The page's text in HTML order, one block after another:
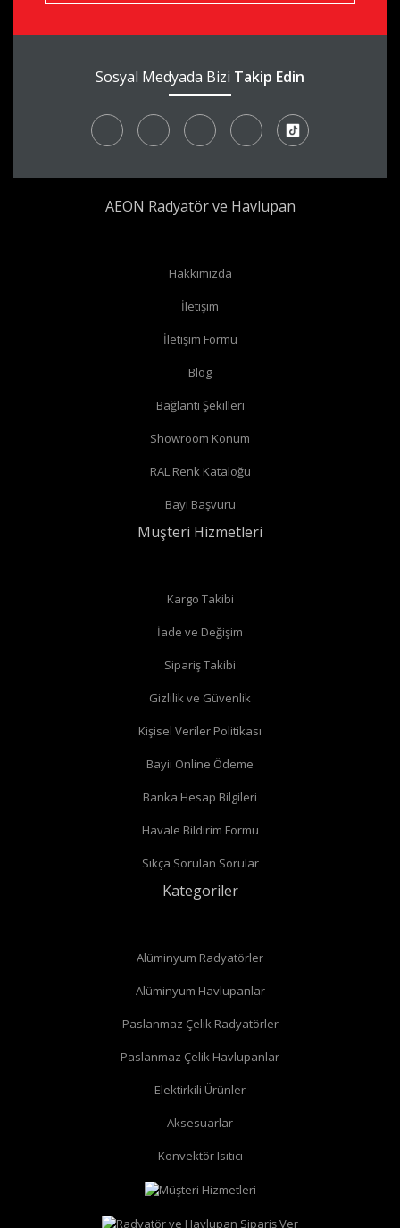
aks
Radyatör borularınız yerden çıkıyor ve radyatörünüzün yan
köşe vana alabilirsiniz.
Radyatör borularınız duvardan çıkıyor ve radyatörün yan
köşe vanaalabilirsiniz.
Radyatör borularınız duvardan çıkıyor ve radyatörün alt
köşe radyatör vanası
Sosyal Medyada Bizi Takip Edin
AEON Radyatör ve Havlupan
Hakkımızda
İletişim
İletişim Formu
Blog
Bağlantı Şekilleri
Showroom Konum
RAL Renk Kataloğu
Bayi Başvuru
Müşteri Hizmetleri
Kargo Takibi
İade ve Değişim
Sipariş Takibi
Gizlilik ve Güvenlik
Kişisel Veriler Politikası
Bayii Online Ödeme
Banka Hesap Bilgileri
Havale Bildirim Formu
Sıkça Sorulan Sorular
Kategoriler
Alüminyum Radyatörler
Alüminyum Havlupanlar
Paslanmaz Çelik Radyatörler
Paslanmaz Çelik Havlupanlar
Elektirkili Ürünler
Aksesuarlar
Konvektör Isıtıcı